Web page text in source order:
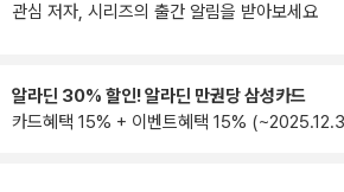
관심 저자, 시리즈의 출간 알림을 받아보세요
알라딘 30% 할인! 알라딘 만권당 삼성카드
카드혜택 15% + 이벤트혜택 15%